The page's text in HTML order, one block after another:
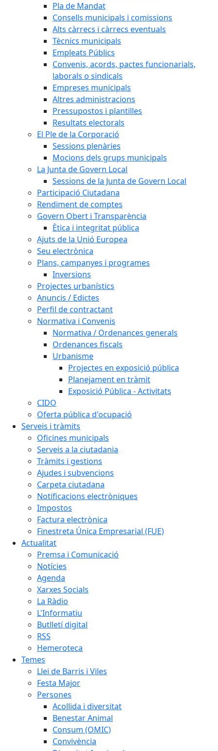
Pla de Mandat
Consells municipals i comissions
Alts càrrecs i càrrecs eventuals
Tècnics municipals
Empleats Públics
Convenis, acords, pactes funcionarials,
laborals o sindicals
Empreses municipals
Altres administracions
Pressupostos i plantilles
Resultats electorals
El Ple de la Corporació
Sessions plenàries
Mocions dels grups municipals
La Junta de Govern Local
Sessions de la Junta de Govern Local
Participació Ciutadana
Rendiment de comptes
Govern Obert i Transparència
Ètica i integritat pública
Ajuts de la Unió Europea
Seu electrònica
Plans, campanyes i programes
Inversions
Projectes urbanístics
Anuncis / Edictes
Perfil de contractant
Normativa i Convenis
Normativa / Ordenances generals
Ordenances fiscals
Urbanisme
Projectes en exposició pública
Planejament en tràmit
Exposició Pública - Activitats
CIDO
Oferta pública d'ocupació
Serveis i tràmits
Oficines municipals
Serveis a la ciutadania
Tràmits i gestions
Ajudes i subvencions
Carpeta ciutadana
Notificacions electròniques
Impostos
Factura electrònica
Finestreta Única Empresarial (FUE)
Actualitat
Premsa i Comunicació
Notícies
Agenda
Xarxes Socials
La Ràdio
L'Informatiu
Butlletí digital
RSS
Hemeroteca
Temes
Llei de Barris i Viles
Festa Major
Persones
Acollida i diversitat
Benestar Animal
Consum (OMIC)
Convivència